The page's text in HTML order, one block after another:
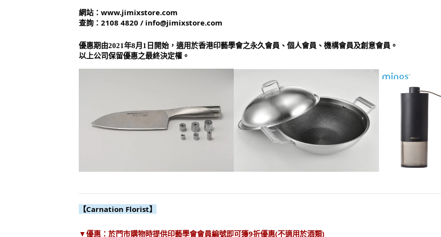
網站： www.jimixstore.com
查詢：2108 4820 / info@jimixstore.com
優惠期由2021年8月1日開始，適用於香港印藝學會之永久會員、個人會員、機構會員及創意會員。
以上公司保留優惠之最終決定權。
【Carnation Florist】
▼優惠：於門市購物時提供印藝學會會員編號即可獲9折優惠(不適用於酒類)